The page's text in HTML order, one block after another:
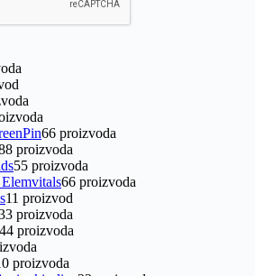
66 proizvoda
8 proizvoda
55 proizvoda
66 proizvoda
11 proizvod
3 proizvoda
44 proizvoda
proizvoda